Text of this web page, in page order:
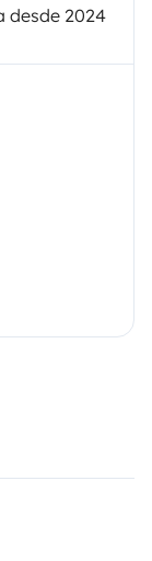
desde 2024